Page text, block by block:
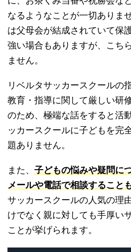
なるようなことが一切ありま
は父母会が結成されていて保
強い場合もありますが、こち
ません。
リベルタサッカースクールの
教育・指導に関して厳しい研
のため、極端な話をすると活
ッカースクールに子どもを完
題ありません。
また、 子どもの悩みや疑問に
メールや電話で相談すること
サッカースクールの人気の理
けでなく親に対しても手厚い
ことが挙げられます。